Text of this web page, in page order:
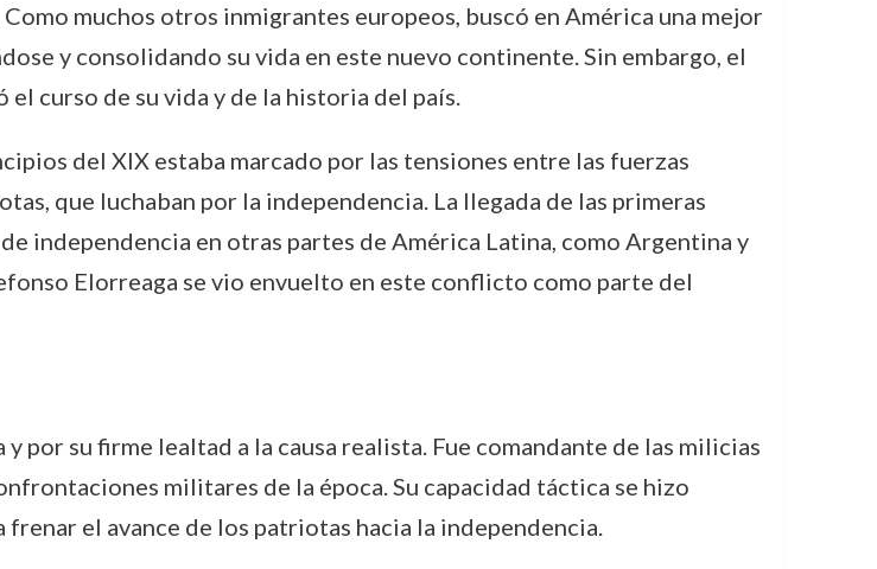
muchos otros inmigrantes europeos, buscó en América una mejor
y consolidando su vida en este nuevo continente. Sin embargo, el
curso de su vida y de la historia del país.
del XIX estaba marcado por las tensiones entre las fuerzas
que luchaban por la independencia. La llegada de las primeras
independencia en otras partes de América Latina, como Argentina y
Elorreaga se vio envuelto en este conflicto como parte del
por su firme lealtad a la causa realista. Fue comandante de las milicias
militares de la época. Su capacidad táctica se hizo
el avance de los patriotas hacia la independencia.